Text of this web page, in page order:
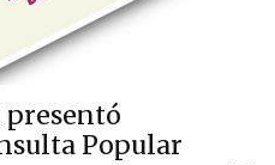
Popular